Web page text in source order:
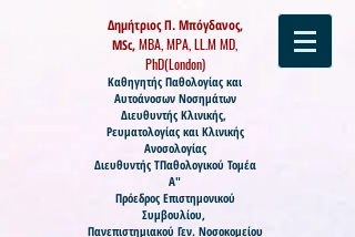
Δημήτριος Π. Μπόγδανος,
MSc,MBA, MPA, LL.M MD,
PhD(London)
Καθηγητής Παθολογίας και
Αυτοάνοσων Νοσημάτων
Διευθυντής Κλινικής,
Ρευματολογίας και Κλινικής
Ανοσολογίας
Διευθυντής ΤΠαθολογικού Τομέα
Α"
Πρόεδρος Επιστημονικού
Συμβουλίου,
Πανεπιστημιακού Γεν. Νοσοκομείου